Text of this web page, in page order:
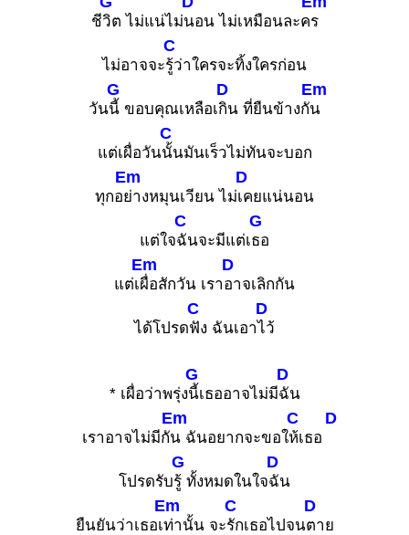
ชีวิต ไม่แน่ไม่นอน ไม่เหมือนละคร
ไม่อาจจะ
C
รู้ว่าใครจะทิ้งใครก่อน
วัน
G
นี้ ขอบคุณเหลือเ
D
กิน ที่ยืนข้างกั
Em
น
แต่เผื่อวัน
C
นั้นมันเร็วไม่ทันจะบอก
ทุกอ
Em
ย่างหมุนเวียน ไม่
D
เคยแน่นอน
แต่ใจ
C
ฉันจะมีแต่เ
G
ธอ
แต่เ
Em
ผื่อสักวัน เรา
D
อาจเลิกกัน
ได้โปรด
C
ฟัง ฉันเอา
D
ไว้
* เผื่อว่าพรุ่ง
G
นี้เธออาจไม่มี
D
ฉัน
เราอาจไม่มีกั
Em
น ฉันอยากจะขอใ
C
ห้เธอ
D
โปรดรับ
G
รู้ ทั้งหมดในใจ
D
ฉัน
ยืนยันว่าเธอเ
Em
ท่านั้น จะ
C
รักเธอไปจน
D
ตาย